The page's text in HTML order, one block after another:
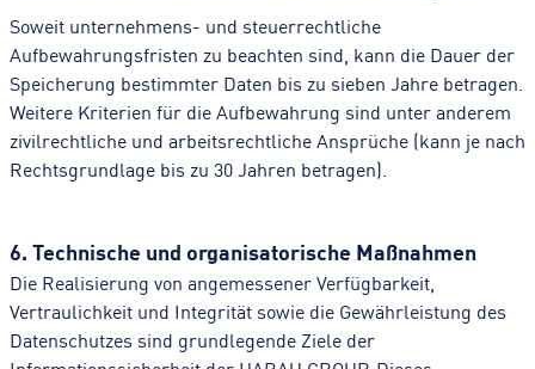
Soweit unternehmens- und steuerrechtliche
Aufbewahrungsfristen zu beachten sind, kann die Dauer der
Speicherung bestimmter Daten bis zu sieben Jahre betragen.
Weitere Kriterien für die Aufbewahrung sind unter anderem
zivilrechtliche und arbeitsrechtliche Ansprüche (kann je nach
Rechtsgrundlage bis zu 30 Jahren betragen).
6. Technische und organisatorische Maßnahmen
Die Realisierung von angemessener Verfügbarkeit,
Vertraulichkeit und Integrität sowie die Gewährleistung des
Datenschutzes sind grundlegende Ziele der